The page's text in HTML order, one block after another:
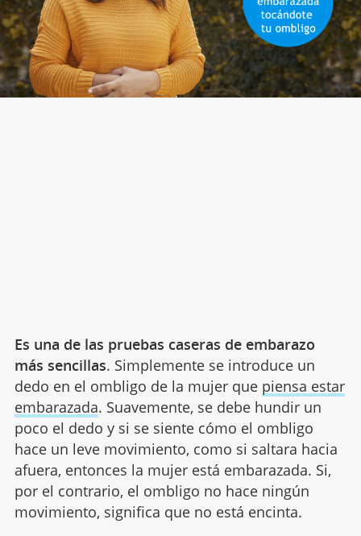
Es una de las pruebas caseras de embarazo
más sencillas. Simplemente se introduce un
dedo en el ombligo de la mujer que piensa estar
embarazada. Suavemente, se debe hundir un
poco el dedo y si se siente cómo el ombligo
hace un leve movimiento, como si saltara hacia
afuera, entonces la mujer está embarazada. Si,
por el contrario, el ombligo no hace ningún
movimiento, significa que no está encinta.